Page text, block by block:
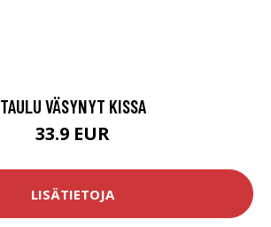
TAULU VÄSYNYT KISSA
33.9 EUR
LISÄTIETOJA